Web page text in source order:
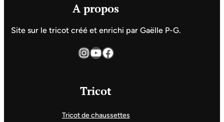
A propos
Site sur le tricot créé et enrichi par Gaëlle P-G.
InstagramYouTube Facebook
Tricot
Tricot de chaussettes